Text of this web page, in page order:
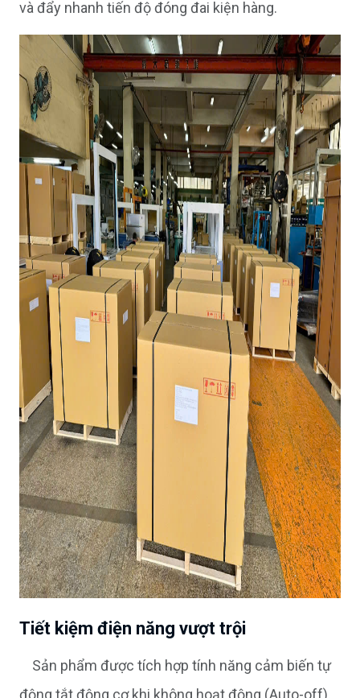
và đẩy nhanh tiến độ đóng đai kiện hàng.
Tiết kiệm điện năng vượt trội
Sản phẩm được tích hợp tính năng cảm biến tự
động tắt động cơ khi không hoạt động (Auto-off).